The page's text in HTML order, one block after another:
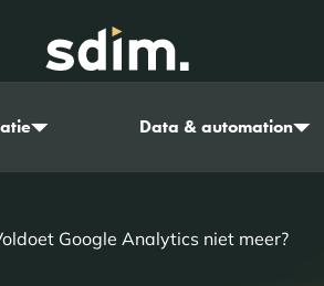
Data & automation
Google Analytics niet meer?